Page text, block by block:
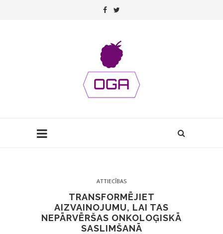
ATTIECĪBAS
TRANSFORMĒJIET
AIZVAINOJUMU, LAI TAS
NEPĀRVĒRŠAS ONKOLOĢISKĀ
SASLIMŠANĀ